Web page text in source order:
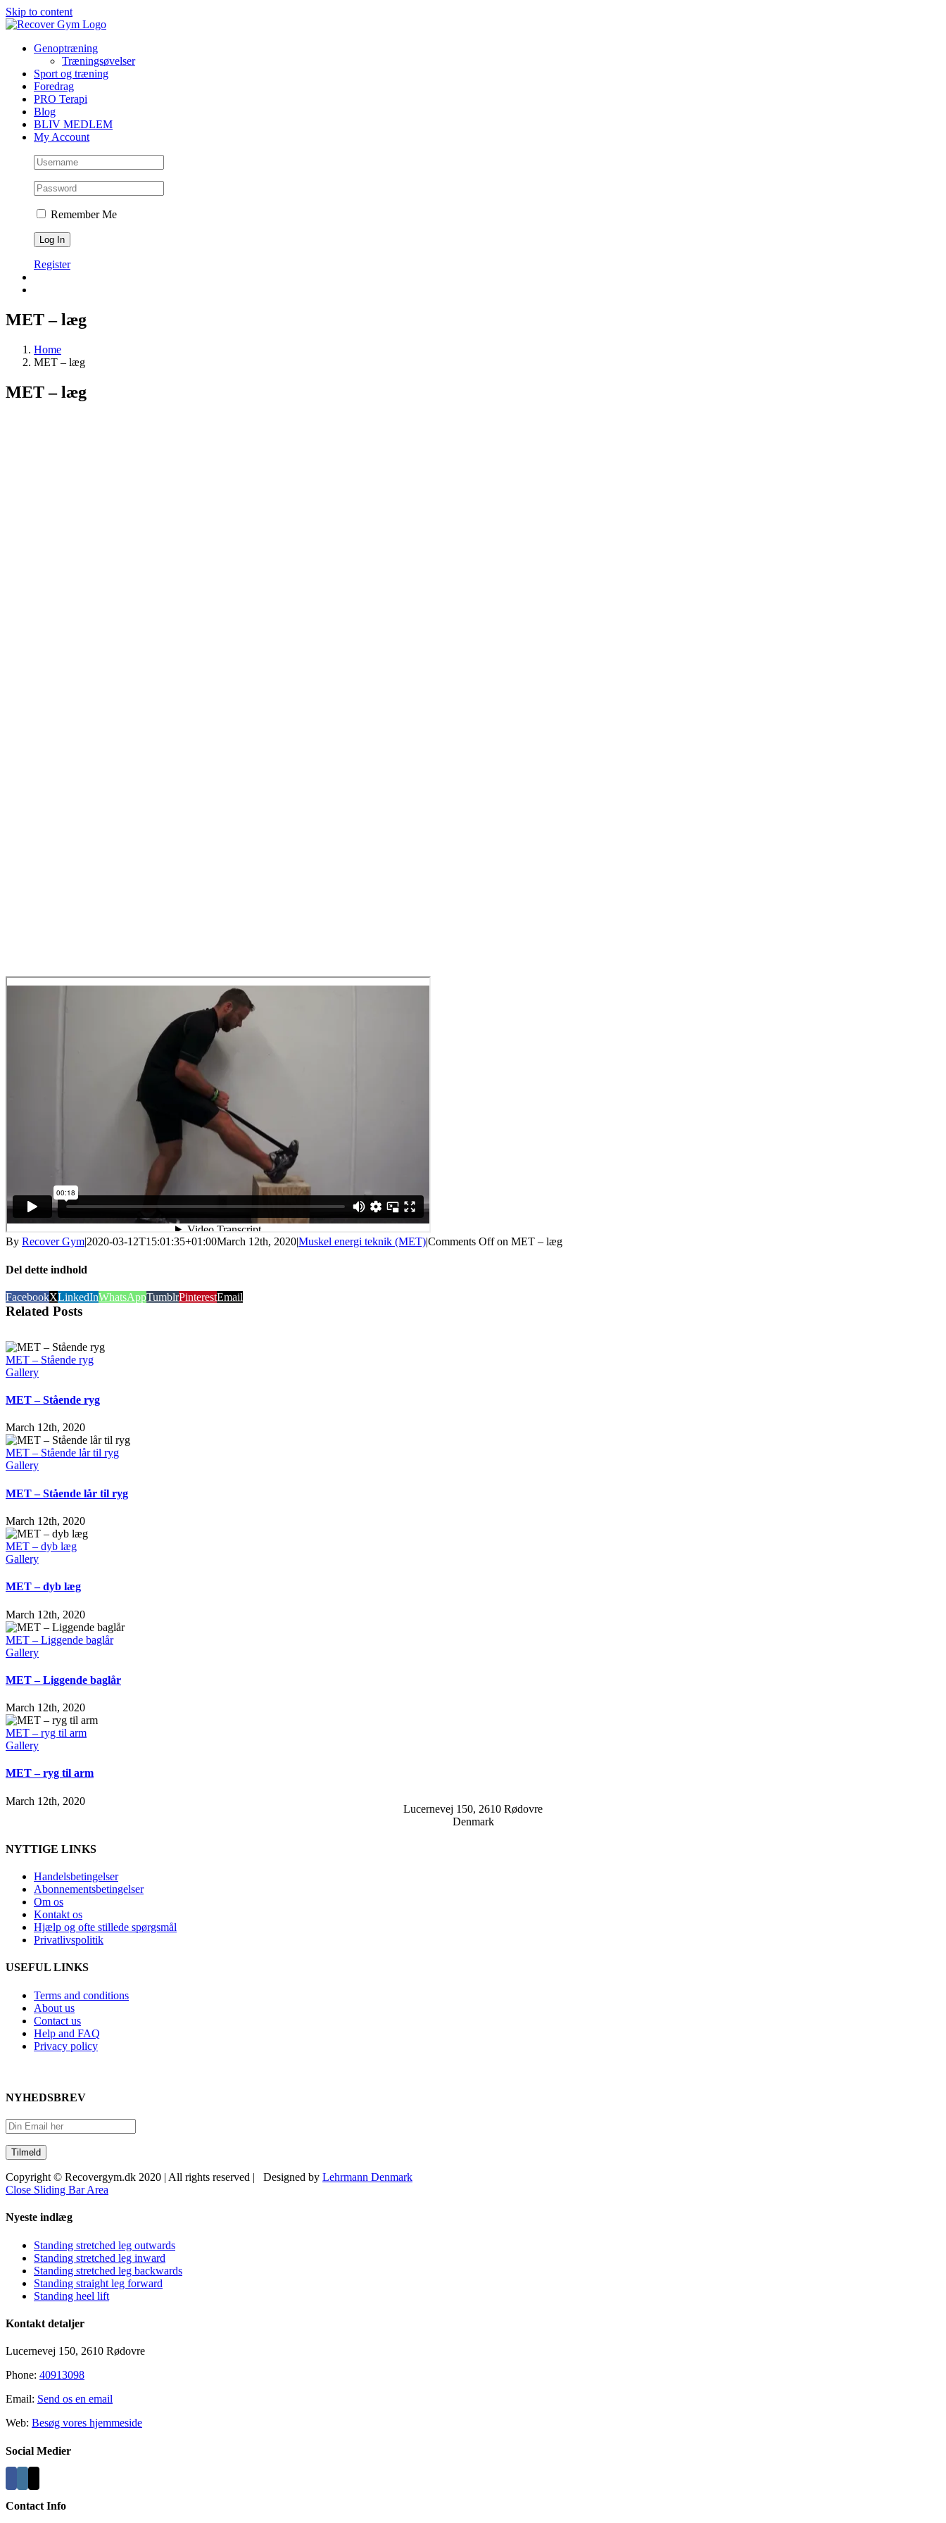
Skip to content
Genoptræning
Træningsøvelser
Sport og træning
Foredrag
PRO Terapi
Blog
BLIV MEDLEM
My Account
Remember Me
Register
MET – læg
Home
MET – læg
MET – læg
By Recover Gym|2020-03-12T15:01:35+01:00March 12th, 2020|Muskel energi teknik (MET)|Comments Offon MET – læg
Del dette indhold
FacebookXLinkedInWhatsAppTumblrPinterestEmail
Related Posts
MET – Stående ryg
Gallery
MET – Stående ryg
March 12th, 2020
MET – Stående lår til ryg
Gallery
MET – Stående lår til ryg
March 12th, 2020
MET – dyb læg
Gallery
MET – dyb læg
March 12th, 2020
MET – Liggende baglår
Gallery
MET – Liggende baglår
March 12th, 2020
MET – ryg til arm
Gallery
MET – ryg til arm
March 12th, 2020
Lucernevej 150, 2610 Rødovre
Denmark
NYTTIGE LINKS
Handelsbetingelser
Abonnementsbetingelser
Om os
Kontakt os
Hjælp og ofte stillede spørgsmål
Privatlivspolitik
USEFUL LINKS
Terms and conditions
About us
Contact us
Help and FAQ
Privacy policy
NYHEDSBREV
Copyright © Recovergym.dk 2020 | All rights reserved | Designed by Lehrmann Denmark
Close Sliding Bar Area
Nyeste indlæg
Standing stretched leg outwards
Standing stretched leg inward
Standing stretched leg backwards
Standing straight leg forward
Standing heel lift
Kontakt detaljer
Lucernevej 150, 2610 Rødovre
Phone: 40913098
Email: Send os en email
Web: Besøg vores hjemmeside
Social Medier
Contact Info